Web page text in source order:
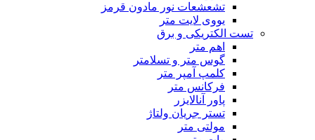
تشعشعات نور مادون قرمز
یووی لایت متر
تست الکتریکی و برق
اهم متر
گوس متر و تسلامتر
کلمپ آمپر متر
فرکانس متر
پاور آنالایزر
تستر جریان ولتاژ
مولتی متر